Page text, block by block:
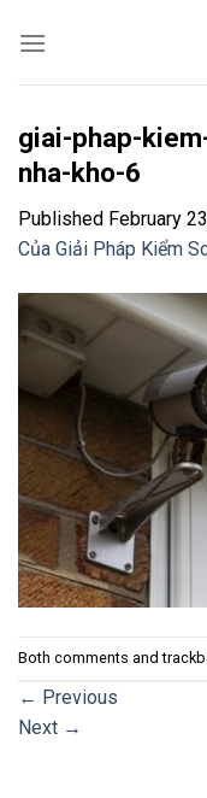
giai-phap-
nha-kho-6
Published February
Của Giải Pháp Kiểm
Both comments and
← Previous
Next →